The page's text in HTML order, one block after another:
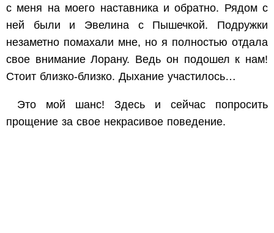
с меня на моего наставника и обратно. Рядом с
ней были и Эвелина с Пышечкой. Подружки
незаметно помахали мне, но я полностью отдала
свое внимание Лорану. Ведь он подошел к нам!
Стоит близко-близко. Дыхание участилось…
Это мой шанс! Здесь и сейчас попросить
прощение за свое некрасивое поведение.